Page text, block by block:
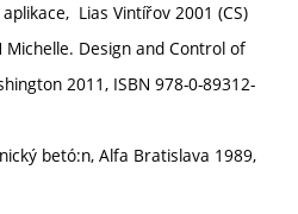
Lias Vintířov 2001 (CS)
Michelle. Design and Control of
2011, ISBN 978-0-89312-
betó:n, Alfa Bratislava 1989,